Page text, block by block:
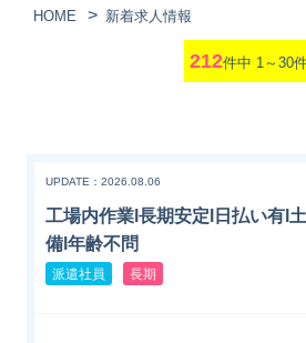
HOME 新着求人情報
212件中 1～30
UPDATE：2026.08.06
工場内作業l長期安定l日払い有l
備l年齢不問
派遣社員 長期